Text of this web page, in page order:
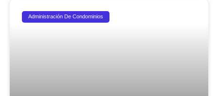
Administración De Condominios